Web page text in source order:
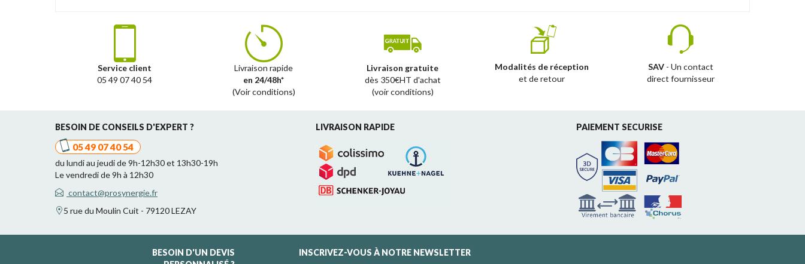
Service client
05 49 07 40 54
Livraison rapide
en 24/48h*
(Voir conditions)
Livraison gratuite
dès 350€HT d'achat
(voir conditions)
Modalités de réception
et de retour
SAV- Un contact
direct fournisseur
BESOIN DE CONSEILS D'EXPERT ?
05 49 07 40 54
du lundi au jeudi de 9h-12h30 et 13h30-19h
Le vendredi de 9h à 12h30
contact@prosynergie.fr
5 rue du Moulin Cuit - 79120 LEZAY
LIVRAISON RAPIDE PAIEMENT SECURISE
BESOIN D'UN DEVIS
INSCRIVEZ-VOUS À NOTRE NEWSLETTER